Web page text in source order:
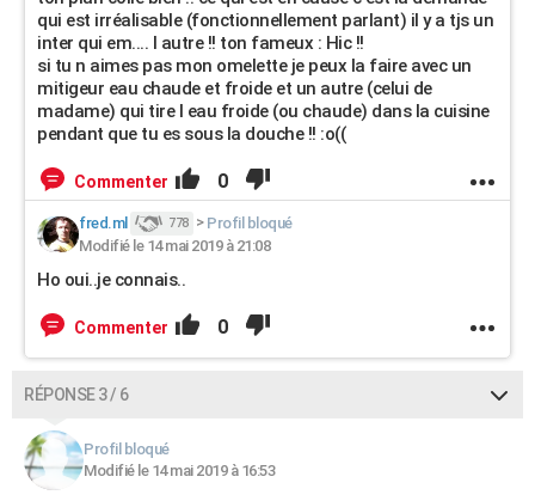
qui est irréalisable (fonctionnellement parlant) il y a tjs un
inter qui em.... l autre !! ton fameux : Hic !!
si tu n aimes pas mon omelette je peux la faire avec un
mitigeur eau chaude et froide et un autre (celui de
madame) qui tire l eau froide (ou chaude) dans la cuisine
pendant que tu es sous la douche !! :o((
Commenter 0
fred.ml 778 > Profil bloqué
Modifié le 14 mai 2019 à 21:08
Ho oui..je connais..
Commenter 0
RÉPONSE 3 / 6
Profil bloqué
Modifié le 14 mai 2019 à 16:53